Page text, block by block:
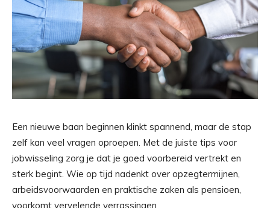
Een nieuwe baan beginnen klinkt spannend, maar de stap
zelf kan veel vragen oproepen. Met de juiste tips voor
jobwisseling zorg je dat je goed voorbereid vertrekt en
sterk begint. Wie op tijd nadenkt over opzegtermijnen,
arbeidsvoorwaarden en praktische zaken als pensioen,
voorkomt vervelende verrassingen.